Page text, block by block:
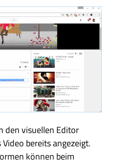
den visuellen Editor
bereits angezeigt.
können beim